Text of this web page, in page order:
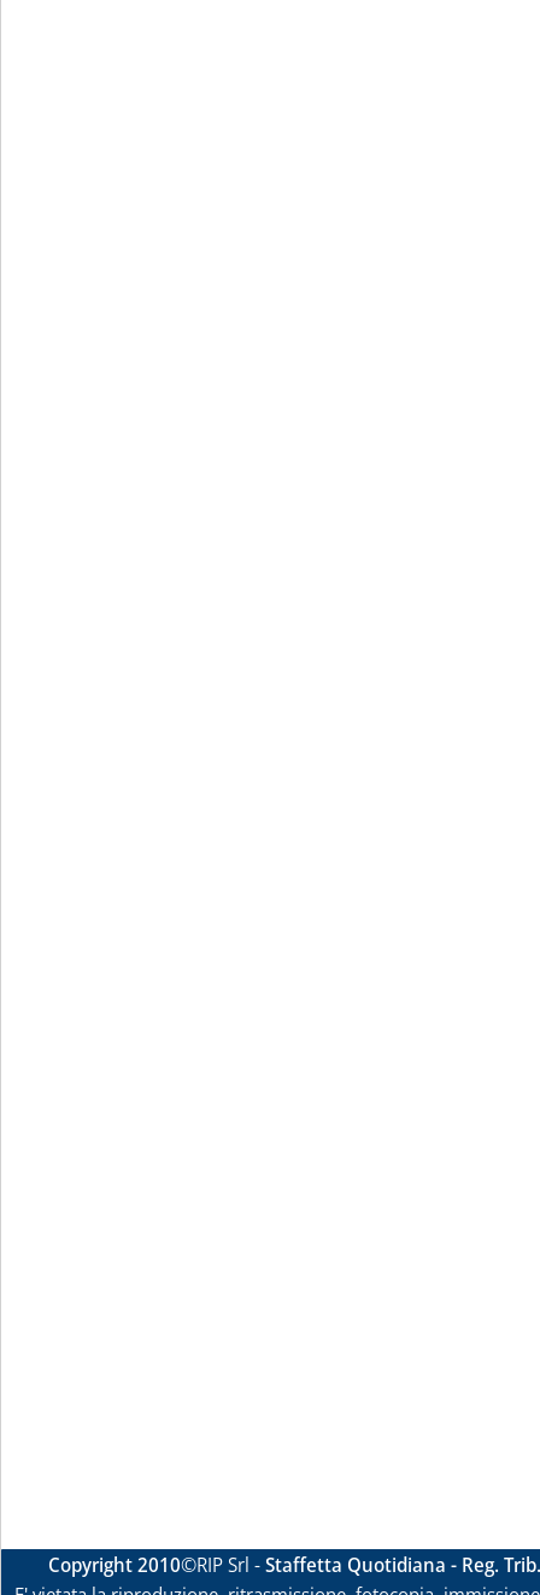
Copyright 2010©RIP Srl -Staffetta Quotidiana - Reg.